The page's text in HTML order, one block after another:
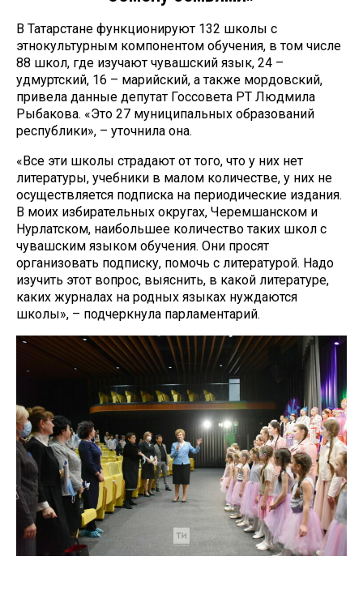
В Татарстане функционируют 132 школы с
этнокультурным компонентом обучения, в том числе
88 школ, где изучают чувашский язык, 24 –
удмуртский, 16 – марийский, а также мордовский,
привела данные депутат Госсовета РТ Людмила
Рыбакова. «Это 27 муниципальных образований
республики», – уточнила она.
«Все эти школы страдают от того, что у них нет
литературы, учебники в малом количестве, у них не
осуществляется подписка на периодические издания.
В моих избирательных округах, Черемшанском и
Нурлатском, наибольшее количество таких школ с
чувашским языком обучения. Они просят
организовать подписку, помочь с литературой. Надо
изучить этот вопрос, выяснить, в какой литературе,
каких журналах на родных языках нуждаются
школы», – подчеркнула парламентарий.